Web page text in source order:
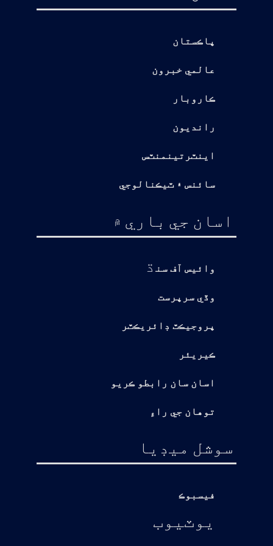
پاڪستان
عالمي خبرون
ڪاروبار
رانديون
اينٽرتينمنٽس
سائنس ۽ ٽيڪنالوجي
اسان جي باري ۾
وائيس آف سن ڌ
وڏي سرپرست
پروجيڪٽ ڊائريڪٽر
ڪيريئر
اسان سان رابطو ڪريو
توهان جي راءِ
سوشل ميڊيا
فيسبوڪ
يوٽيوب